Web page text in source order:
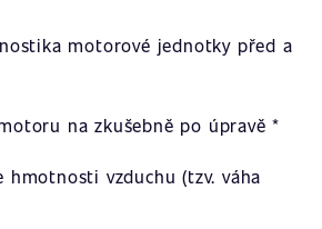
motorové jednotky před a
na zkušebně po úpravě *
hmotnosti vzduchu (tzv. váha